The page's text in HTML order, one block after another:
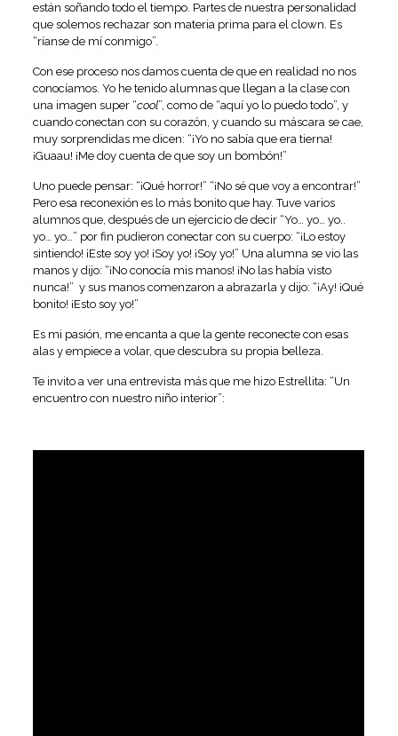
están soñando todo el tiempo. Partes de nuestra personalidad
que solemos rechazar son materia prima para el clown. Es
“ríanse de mí conmigo”.
Con ese proceso nos damos cuenta de que en realidad no nos
conocíamos. Yo he tenido alumnas que llegan a la clase con
una imagen super “cool”, como de “aquí yo lo puedo todo”, y
cuando conectan con su corazón, y cuando su máscara se cae,
muy sorprendidas me dicen: “¡Yo no sabía que era tierna!
¡Guaau! ¡Me doy cuenta de que soy un bombón!”
Uno puede pensar: “¡Qué horror!” “¡No sé que voy a encontrar!”
Pero esa reconexión es lo más bonito que hay. Tuve varios
alumnos que, después de un ejercicio de decir “Yo… yo… yo..
yo… yo…” por fin pudieron conectar con su cuerpo: “¡Lo estoy
sintiendo! ¡Este soy yo! ¡Soy yo! ¡Soy yo!” Una alumna se vio las
manos y dijo: “¡No conocía mis manos! ¡No las había visto
nunca!” y sus manos comenzaron a abrazarla y dijo: “¡Ay! ¡Qué
bonito! ¡Esto soy yo!”
Es mi pasión, me encanta a que la gente reconecte con esas
alas y empiece a volar, que descubra su propia belleza.
Te invito a ver una entrevista más que me hizo Estrellita: “Un
encuentro con nuestro niño interior”: